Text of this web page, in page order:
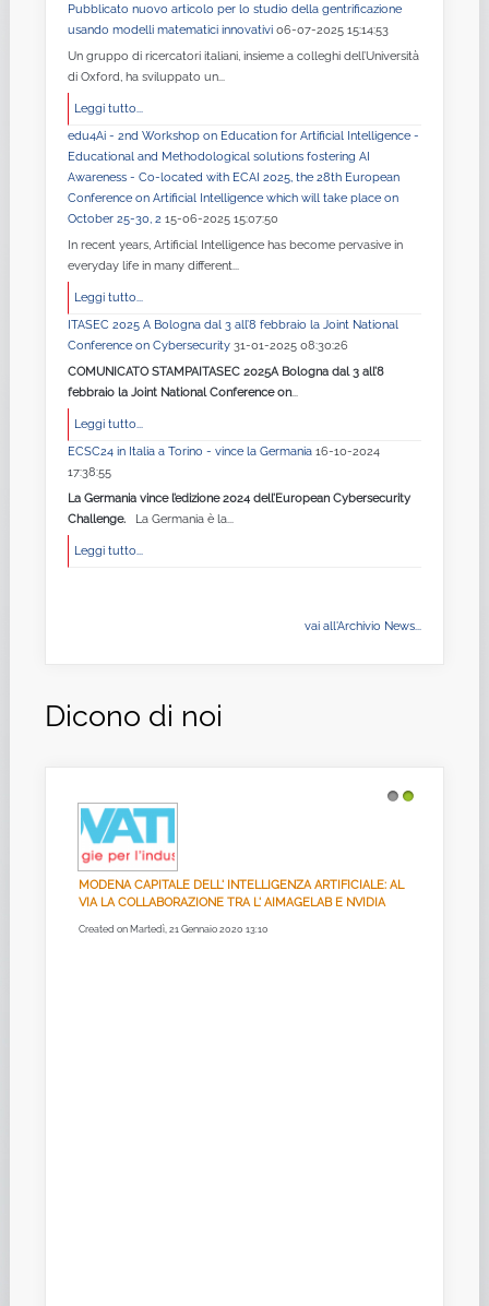
Pubblicato nuovo articolo per lo studio della gentrificazione
usando modelli matematici innovativi 06-07-2025 15:14:53
Un gruppo di ricercatori italiani, insieme a colleghi dell’Università
di Oxford, ha sviluppato un...
Leggi tutto...
edu4Ai - 2nd Workshop on Education for Artificial Intelligence -
Educational and Methodological solutions fostering AI
Awareness - Co-located with ECAI 2025, the 28th European
Conference on Artificial Intelligence which will take place on
October 25-30, 2 15-06-2025 15:07:50
In recent years, Artificial Intelligence has become pervasive in
everyday life in many different...
Leggi tutto...
ITASEC 2025 A Bologna dal 3 all’8 febbraio la Joint National
Conference on Cybersecurity 31-01-2025 08:30:26
COMUNICATO STAMPAITASEC 2025A Bologna dal 3 all’8
febbraio la Joint National Conference on...
Leggi tutto...
ECSC24 in Italia a Torino - vince la Germania 16-10-2024
17:38:55
La Germania vince l’edizione 2024 dell’European Cybersecurity
Challenge.
La Germania è la...
Leggi tutto...
vai all'Archivio News...
Dicono di noi
MODENA CAPITALE DELL' INTELLIGENZA ARTIFICIALE: AL
VIA LA COLLABORAZIONE TRA L' AIMAGELAB E NVIDIA
Created on Martedì, 21 Gennaio 2020 13:10